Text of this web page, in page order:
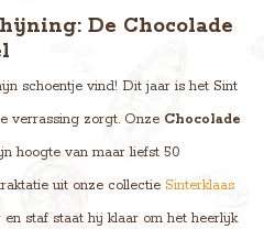
De Chocolade
schoentje vind! Dit jaar is het Sint
verrassing zorgt. Onze Chocolade
hoogte van maar liefst 50
uit onze collectie Sinterklaas
staf staat hij klaar om het heerlijk